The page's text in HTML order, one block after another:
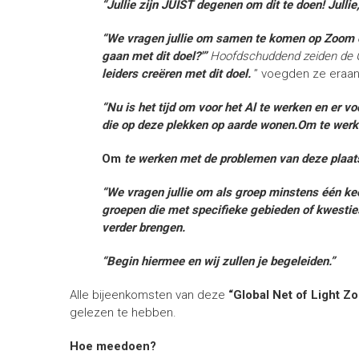
“Jullie zijn JUIST degenen om dit te doen!
“We vragen jullie om samen te komen op
gaan met dit doel?'”Hoofdschuddend zeiden de
leiders creëren met dit doel. ” voegden ze
“Nu is het tijd om voor het Al te werken en er
die op deze plekken op aarde wonen.Om te
Om te werken met de problemen van deze
“We vragen jullie om als groep minstens één
groepen die met specifieke gebieden of
verder brengen.
“Begin hiermee en wij zullen je begeleiden.”
Alle bijeenkomsten van deze “Global Net of Light
gelezen te hebben.
Hoe meedoen?